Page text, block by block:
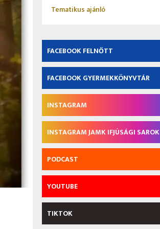
Tematikus ajánló
FACEBOOK FELNŐTT
FACEBOOK GYERMEKKÖNYVTÁR
INSTAGRAM
INSTAGRAM JAMK IFJÚSÁGI SAROK
PODCAST
YOUTUBE
TIKTOK